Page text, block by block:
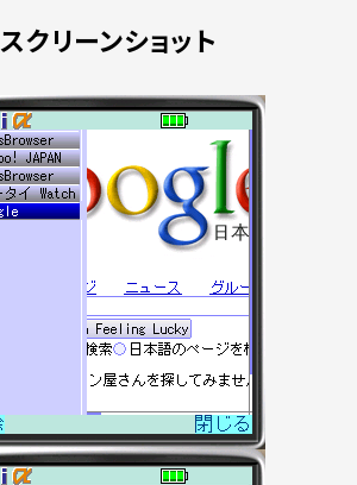
スクリーンショット